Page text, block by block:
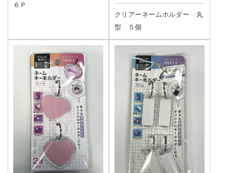
６Ｐ
クリアーネームホルダー 丸
型 ５個